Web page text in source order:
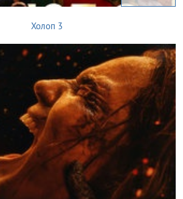
Холоп 3